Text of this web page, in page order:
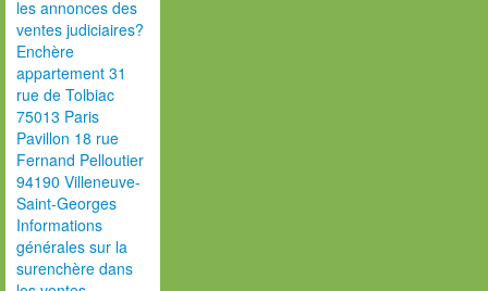
les annonces des
ventes judiciaires?
Enchère
appartement 31
rue de Tolbiac
75013 Paris
Pavillon 18 rue
Fernand Pelloutier
94190 Villeneuve-
Saint-Georges
Informations
générales sur la
surenchère dans